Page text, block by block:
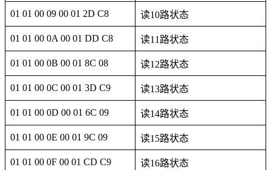
01 01 00 09 00 01 2D C8 读10路状态
01 01 00 0A 00 01 DD C8 读11路状态
01 01 00 0B 00 01 8C 08 读12路状态
01 01 00 0C 00 01 3D C9 读13路状态
01 01 00 0D 00 01 6C 09 读14路状态
01 01 00 0E 00 01 9C 09 读15路状态
01 01 00 0F 00 01 CD C9 读16路状态